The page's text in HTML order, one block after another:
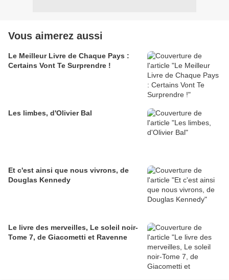
Vous aimerez aussi
Le Meilleur Livre de Chaque Pays :
Certains Vont Te Surprendre !
Les limbes, d'Olivier Bal
Et c'est ainsi que nous vivrons, de
Douglas Kennedy
Le livre des merveilles, Le soleil noir-
Tome 7, de Giacometti et Ravenne